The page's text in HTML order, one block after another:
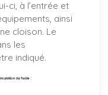
ci, à l’entrée et
ainsi
cloison. Le
les
indiqué.